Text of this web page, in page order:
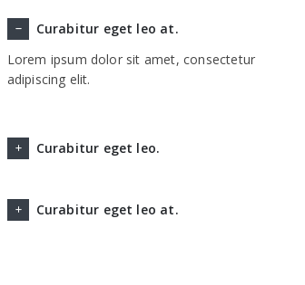
Curabitur eget leo at.
Lorem ipsum dolor sit amet, consectetur
adipiscing elit.
Curabitur eget leo.
Curabitur eget leo at.